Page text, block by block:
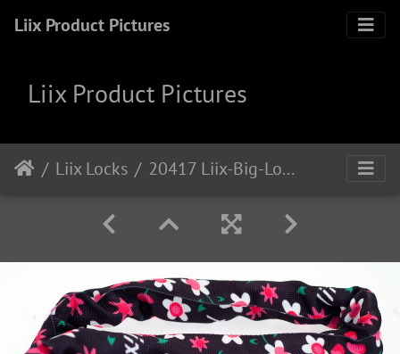
Liix Product Pictures
Liix Product Pictures
Liix Locks 20417 Liix-Big-Lock-Pink-Blossoms 1